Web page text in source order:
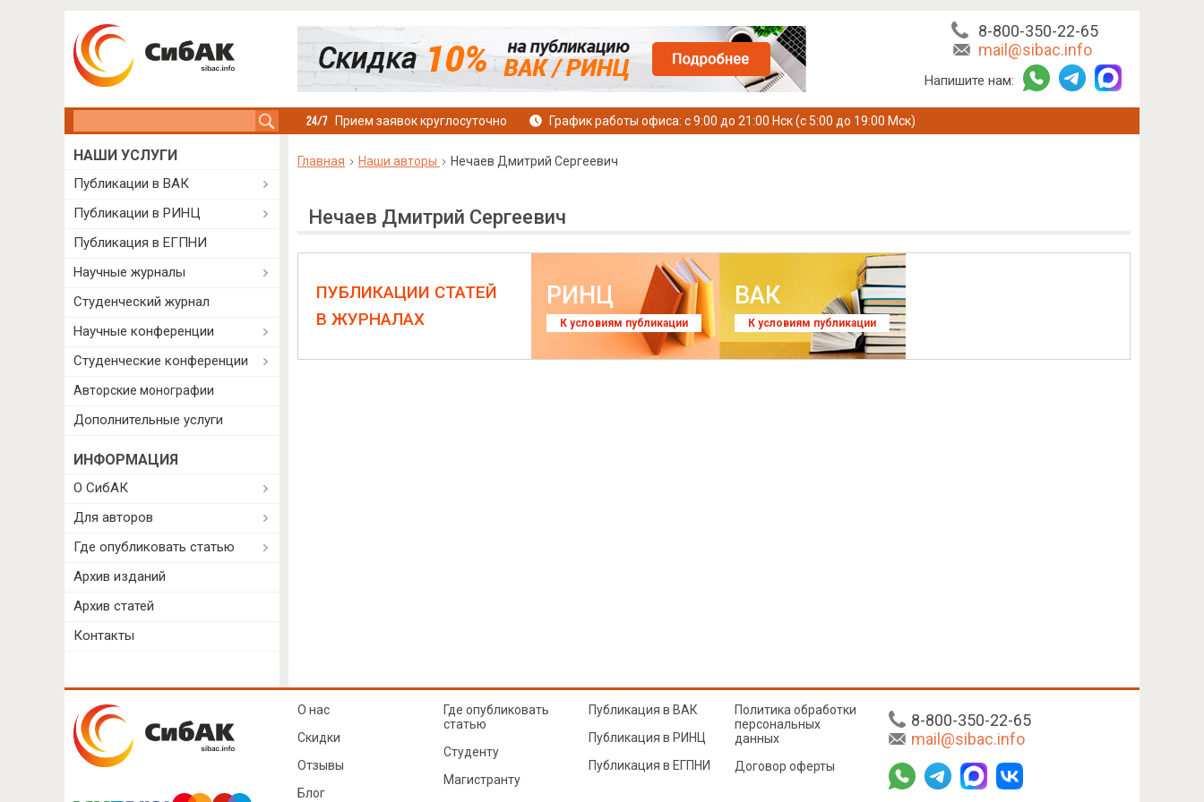
8-800-350-22-65
mail@sibac.info
Напишите нам:
Прием заявок круглосуточно График работы офиса: с 9:00 до 21:00 Нск (с 5:00 до 19:00 Мск)
Главная Наши авторы Нечаев Дмитрий Сергеевич
Нечаев Дмитрий Сергеевич
ПУБЛИКАЦИИ СТАТЕЙ
В ЖУРНАЛАХ
РИНЦ
К условиям публикации
ВАК
К условиям публикации
НАШИ УСЛУГИ
Публикации в ВАК
Публикации в РИНЦ
Публикация в ЕГПНИ
Научные журналы
Студенческий журнал
Научные конференции
Студенческие конференции
Авторские монографии
Дополнительные услуги
ИНФОРМАЦИЯ
О СибАК
Для авторов
Где опубликовать статью
Архив изданий
Архив статей
Контакты
8-800-350-22-65
mail@sibac.info
О нас
Скидки
Отзывы
Блог
Где опубликовать
статью
Студенту
Магистранту
Публикация в ВАК
Публикация в РИНЦ
Публикация в ЕГПНИ
Политика обработки
персональных
данных
Договор оферты